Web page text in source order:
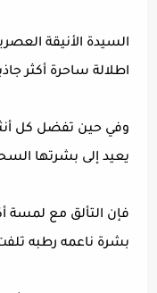
السيدة الأنيقة
اطلالة ساحرة أكثر
وفي حين تفضل كل
يعيد إلى بشرتها
فإن التألق مع لمسة
بشرة ناعمه رطبه تلفت